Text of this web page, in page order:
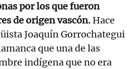
por los que fueron
de origen vascón. Hace
Joaquín Gorrochategui
que una de las
indígena que no era